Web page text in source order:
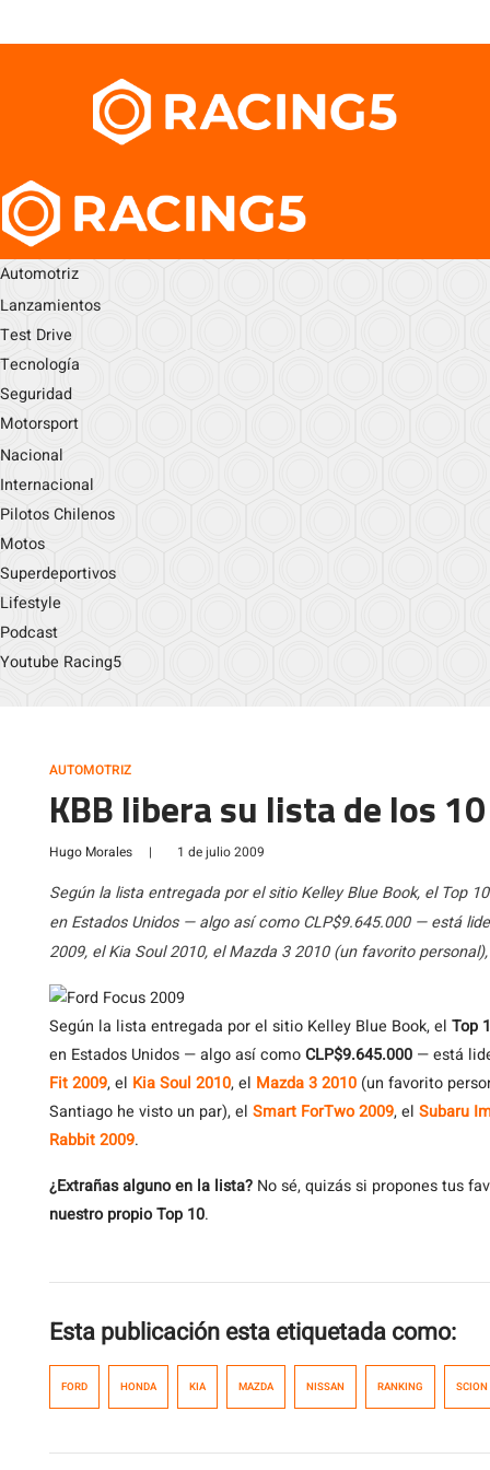
Automotriz
Lanzamientos
Test Drive
Tecnología
Seguridad
Motorsport
Nacional
Internacional
Pilotos Chilenos
Motos
Superdeportivos
Lifestyle
Podcast
Youtube Racing5
AUTOMOTRIZ
KBB libera su lista de los
Hugo Morales | 1 de julio 2009
Según la lista entregada por el sitio Kelley Blue Book, el Top
en Estados Unidos — algo así como CLP$9.645.000 — está
2009, el Kia Soul 2010, el Mazda 3 2010 (un favorito
Según la lista entregada por el sitio Kelley Blue Book, el Top
en Estados Unidos — algo así comoCLP$9.645.000 — está
Fit 2009, el Kia Soul 2010, el Mazda 3 2010 (un favorito
Santiago he visto un par), el Smart ForTwo 2009, el Subaru
Rabbit 2009.
¿Extrañas alguno en la lista? No sé, quizás si propones tus
nuestro propio Top 10.
Esta publicación esta etiquetada como:
FORD HONDA KIA MAZDA NISSAN RANKING SCION